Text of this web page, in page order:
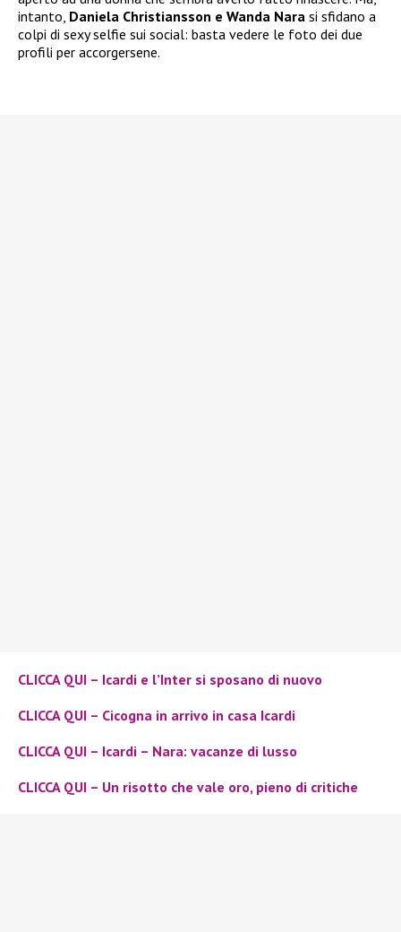
intanto, Daniela Christiansson e Wanda Nara si sfidano a
colpi di sexy selfie sui social: basta vedere le foto dei due
profili per accorgersene.
CLICCA QUI – Icardi e l’Inter si sposano di nuovo
CLICCA QUI – Cicogna in arrivo in casa Icardi
CLICCA QUI – Icardi – Nara: vacanze di lusso
CLICCA QUI – Un risotto che vale oro, pieno di critiche